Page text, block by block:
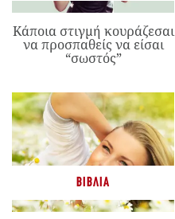
Κάποια στιγμή κουράζεσαι
να προσπαθείς να είσαι
“σωστός”
ΒΙΒΛΊΑ